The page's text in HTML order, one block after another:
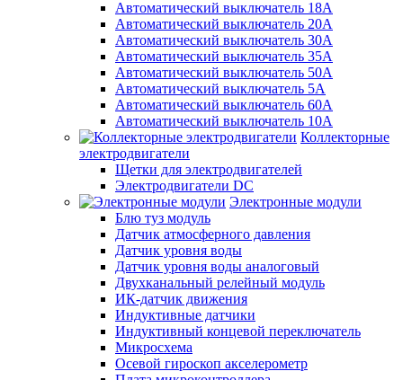
Автоматический выключатель 18А
Автоматический выключатель 20А
Автоматический выключатель 30А
Автоматический выключатель 35А
Автоматический выключатель 50А
Автоматический выключатель 5А
Автоматический выключатель 60А
Автоматический выключатель 10А
Коллекторные
электродвигатели
Щетки для электродвигателей
Электродвигатели DC
Электронные модули
Блю туз модуль
Датчик атмосферного давления
Датчик уровня воды
Датчик уровня воды аналоговый
Двухканальный релейный модуль
ИК-датчик движения
Индуктивные датчики
Индуктивный концевой переключатель
Микросхема
Осевой гироскоп акселерометр